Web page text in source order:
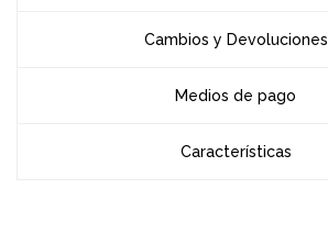
Cambios y Devoluciones
Medios de pago
Características